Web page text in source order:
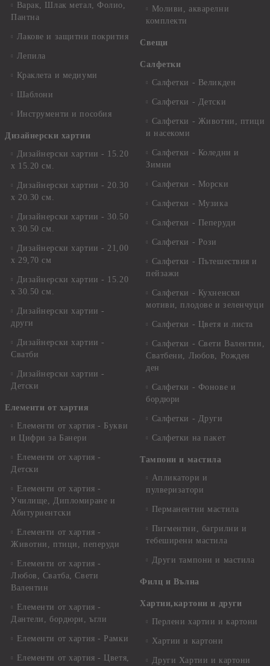
Варак, Шлак метал, Фолио,
Пантна
Лакове и защитни покрития
Лепила
Краклета и медиуми
Шаблони
Инструменти и пособия
Дизайнерски хартии
Дизайнерски хартии - 15.20
х 15.20 см.
Дизайнерски хартии - 20.30
х 20.30 см.
Дизайнерски хартии - 30.50
х 30.50 см.
Дизайнерски хартии - 21,00
х 29,70 см
Дизайнерски хартии - 15.20
x 30.50 см.
Дизайнерски хартии -
други
Дизайнерски хартии -
Сватби
Дизайнерски хартии -
Детски
Елементи от хартия
Елементи от хартия - Букви
и Цифри за Банери
Елементи от хартия -
Детски
Елементи от хартия -
Училище, Дипломиране и
Абитуриентски
Елементи от хартия -
Животни, птици, пеперуди
Елементи от хартия -
Любов, Сватба, Свети
Валентин
Елементи от хартия -
Дантели, бордюри, ъгли
Елементи от хартия - Рамки
Елементи от хартия - Цветя,
Моливи, акварелни
комплекти
Свещи
Салфетки
Салфетки - Великден
Салфетки - Детски
Салфетки - Животни, птици
и насекоми
Салфетки - Коледни и
Зимни
Салфетки - Морски
Салфетки - Музика
Салфетки - Пеперуди
Салфетки - Рози
Салфетки - Пътешествия и
пейзажи
Салфетки - Кухненски
мотиви, плодове и зеленчуци
Салфетки - Цветя и листа
Салфетки - Свети Валентин,
Сватбени, Любов, Рожден
ден
Салфетки - Фонове и
бордюри
Салфетки - Други
Салфетки на пакет
Тампони и мастила
Апликатори и
пулверизатори
Перманентни мастила
Пигментни, багрилни и
тебеширени мастила
Други тампони и мастила
Филц и Вълна
Хартии,картони и други
Перлени хартии и картони
Хартии и картони
Други Хартии и картони